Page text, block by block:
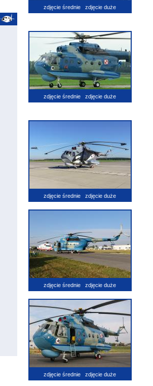
zdjęcie średnie zdjęcie duże
zdjęcie średnie zdjęcie duże
zdjęcie średnie zdjęcie duże
zdjęcie średnie zdjęcie duże
zdjęcie średnie zdjęcie duże